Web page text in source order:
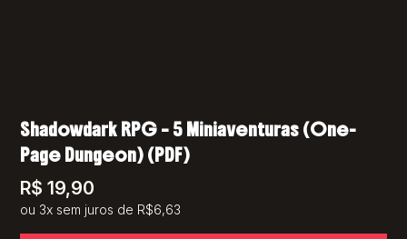
Shadowdark RPG – 5 Miniaventuras (One-
Page Dungeon) (PDF)
R$ 19,90
ou 3x sem juros de R$6,63